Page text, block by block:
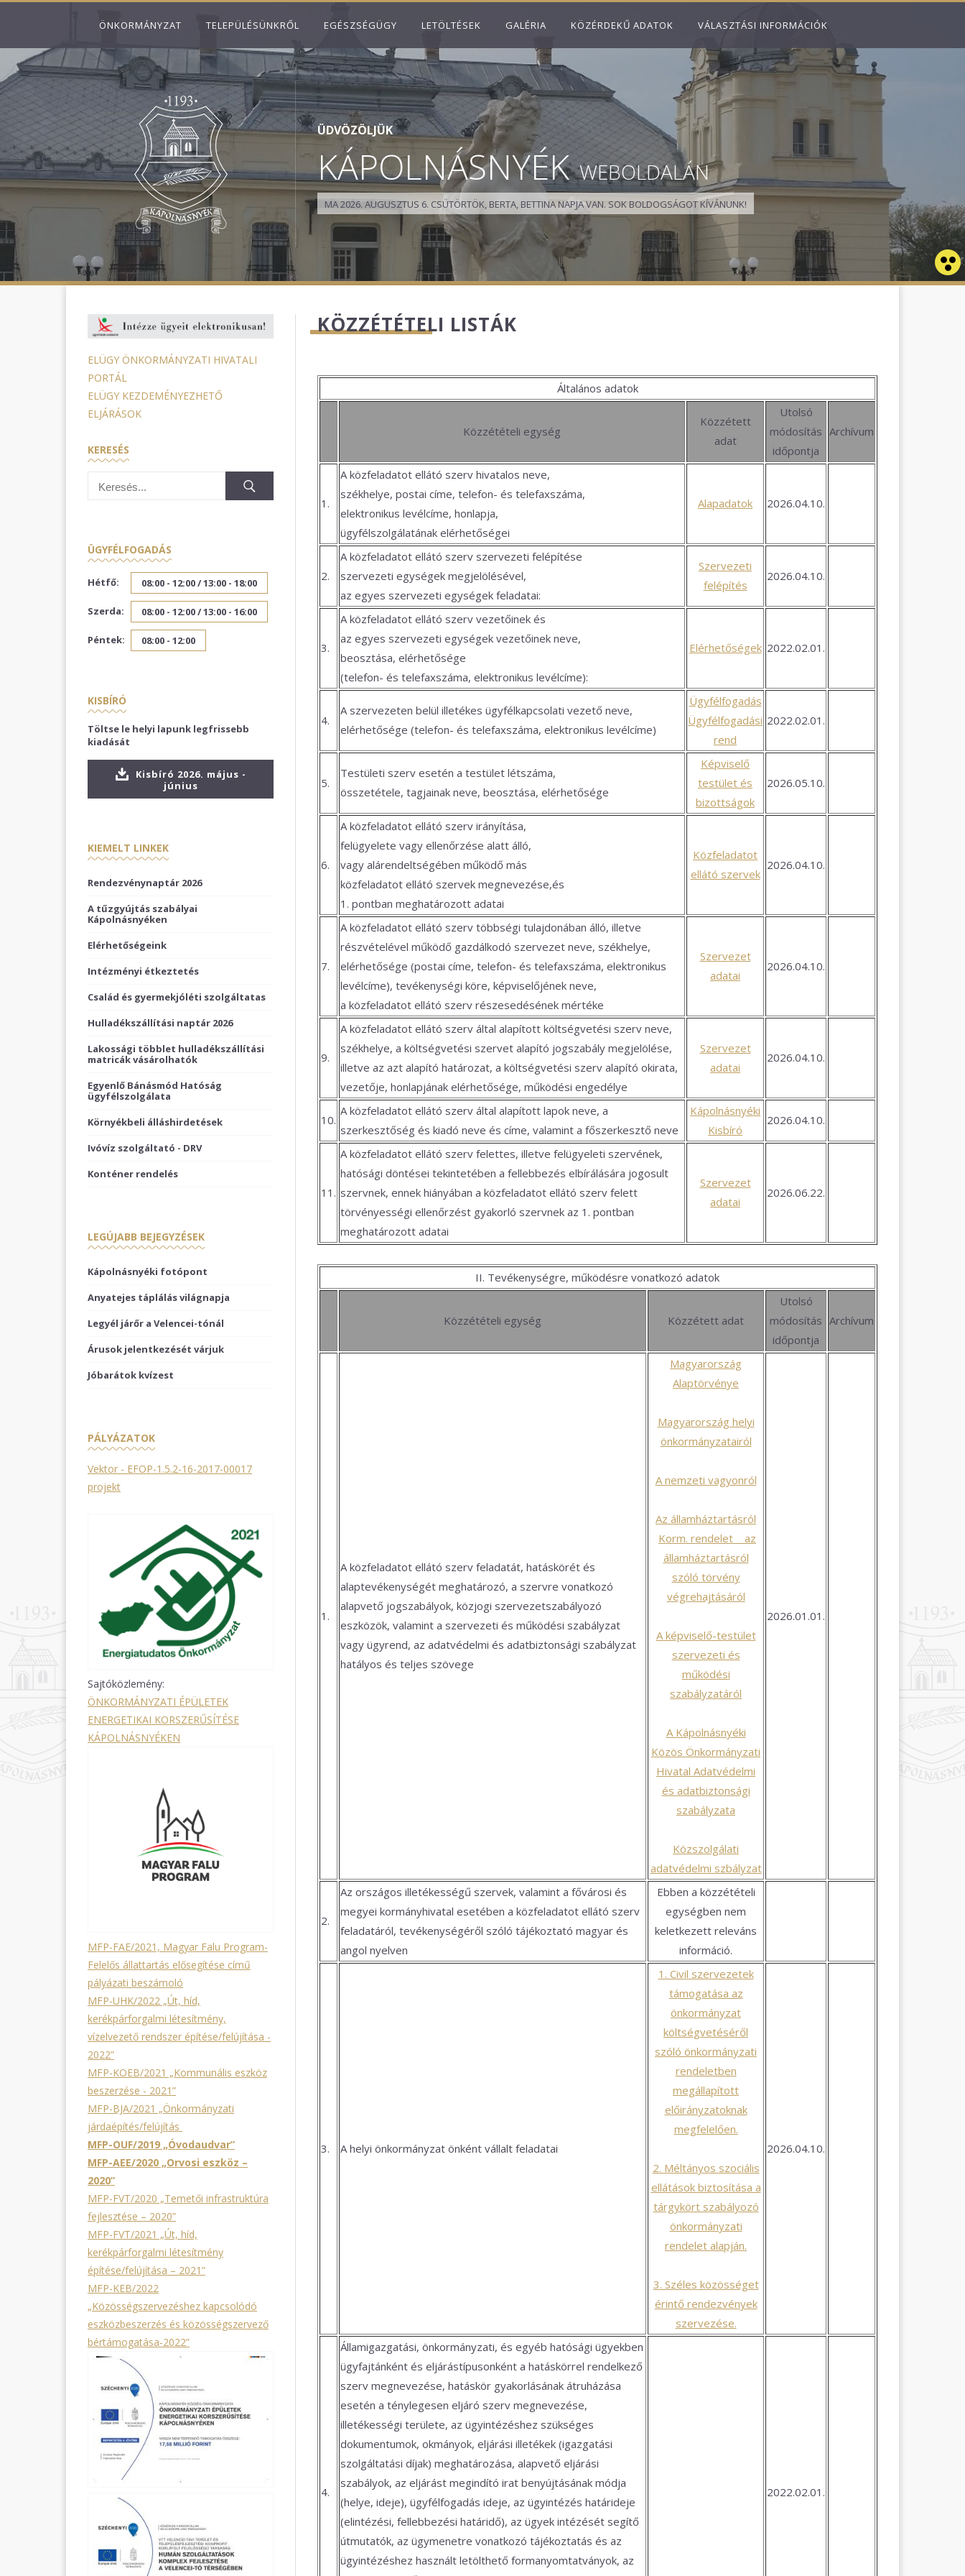
ÖNKORMÁNYZAT TELEPÜLÉSÜNKRŐL EGÉSZSÉGÜGY LETÖLTÉSEK GALÉRIA KÖZÉRDEKŰ ADATOK VÁLASZTÁSI INFORMÁCIÓK
ÜDVÖZÖLJÜK
KÁPOLNÁSNYÉK WEBOLDALÁN
MA 2026. AUGUSZTUS 6. CSÜTÖRTÖK, BERTA, BETTINA NAPJA VAN. SOK BOLDOGSÁGOT KÍVÁNUNK!
KÖZZÉTÉTELI LISTÁK
Általános adatok
Közzétételi egység
Közzétett
adat
Utolsó
módosítás
időpontja
Archívum
1.
A közfeladatot ellátó szerv hivatalos neve,
székhelye, postai címe, telefon- és telefaxszáma,
elektronikus levélcíme, honlapja,
ügyfélszolgálatának elérhetőségei
Alapadatok 2026.04.10.
2.
A közfeladatot ellátó szerv szervezeti felépítése
szervezeti egységek megjelölésével,
az egyes szervezeti egységek feladatai:
Szervezeti
felépítés
2026.04.10.
3.
A közfeladatot ellátó szerv vezetőinek és
az egyes szervezeti egységek vezetőinek neve,
beosztása, elérhetősége
(telefon- és telefaxszáma, elektronikus levélcíme):
Elérhetőségek 2022.02.01.
4.
A szervezeten belül illetékes ügyfélkapcsolati vezető neve,
elérhetősége (telefon- és telefaxszáma, elektronikus levélcíme)
Ügyfélfogadás
Ügyfélfogadási
rend
2022.02.01.
5.
Testületi szerv esetén a testület létszáma,
összetétele, tagjainak neve, beosztása, elérhetősége
Képviselő
testület és
bizottságok
2026.05.10.
6.
A közfeladatot ellátó szerv irányítása,
felügyelete vagy ellenőrzése alatt álló,
vagy alárendeltségében működő más
közfeladatot ellátó szervek megnevezése,és
1. pontban meghatározott adatai
Közfeladatot
ellátó szervek
2026.04.10.
7.
A közfeladatot ellátó szerv többségi tulajdonában álló, illetve
részvételével működő gazdálkodó szervezet neve, székhelye,
elérhetősége (postai címe, telefon- és telefaxszáma, elektronikus
levélcíme), tevékenységi köre, képviselőjének neve,
a közfeladatot ellátó szerv részesedésének mértéke
Szervezet
adatai
2026.04.10.
9.
A közfeladatot ellátó szerv által alapított költségvetési szerv neve,
székhelye, a költségvetési szervet alapító jogszabály megjelölése,
illetve az azt alapító határozat, a költségvetési szerv alapító okirata,
vezetője, honlapjának elérhetősége, működési engedélye
Szervezet
adatai
2026.04.10.
10.
A közfeladatot ellátó szerv által alapított lapok neve, a
szerkesztőség és kiadó neve és címe, valamint a főszerkesztő neve
Kápolnásnyéki
Kisbíró
2026.04.10.
11.
A közfeladatot ellátó szerv felettes, illetve felügyeleti szervének,
hatósági döntései tekintetében a fellebbezés elbírálására jogosult
szervnek, ennek hiányában a közfeladatot ellátó szerv felett
törvényességi ellenőrzést gyakorló szervnek az 1. pontban
meghatározott adatai
Szervezet
adatai
2026.06.22.
II. Tevékenységre, működésre vonatkozó adatok
Közzétételi egység Közzétett adat
Utolsó
módosítás
időpontja
Archívum
1.
A közfeladatot ellátó szerv feladatát, hatáskörét és
alaptevékenységét meghatározó, a szervre vonatkozó
alapvető jogszabályok, közjogi szervezetszabályozó
eszközök, valamint a szervezeti és működési szabályzat
vagy ügyrend, az adatvédelmi és adatbiztonsági szabályzat
hatályos és teljes szövege
Magyarország
Alaptörvénye
Magyarország helyi
önkormányzatairól
A nemzeti vagyonról
Az államháztartásról
Korm. rendelet az
államháztartásról
szóló törvény
végrehajtásáról
A képviselő-testület
szervezeti és
működési
szabályzatáról
A Kápolnásnyéki
Közös Önkormányzati
Hivatal Adatvédelmi
és adatbiztonsági
szabályzata
Közszolgálati
adatvédelmi szbályzat
2026.01.01.
2.
Az országos illetékességű szervek, valamint a fővárosi és
megyei kormányhivatal esetében a közfeladatot ellátó szerv
feladatáról, tevékenységéről szóló tájékoztató magyar és
angol nyelven
Ebben a közzétételi
egységben nem
keletkezett releváns
információ.
3. A helyi önkormányzat önként vállalt feladatai
1. Civil szervezetek
támogatása az
önkormányzat
költségvetéséről
szóló önkormányzati
rendeletben
megállapított
előirányzatoknak
megfelelően.
2. Méltányos szociális
ellátások biztosítása a
tárgykört szabályozó
önkormányzati
rendelet alapján.
3. Széles közösséget
érintő rendezvények
szervezése.
2026.04.10.
4.
Államigazgatási, önkormányzati, és egyéb hatósági ügyekben
ügyfajtánként és eljárástípusonként a hatáskörrel rendelkező
szerv megnevezése, hatáskör gyakorlásának átruházása
esetén a ténylegesen eljáró szerv megnevezése,
illetékességi területe, az ügyintézéshez szükséges
dokumentumok, okmányok, eljárási illetékek (igazgatási
szolgáltatási díjak) meghatározása, alapvető eljárási
szabályok, az eljárást megindító irat benyújtásának módja
(helye, ideje), ügyfélfogadás ideje, az ügyintézés határideje
(elintézési, fellebbezési határidő), az ügyek intézését segítő
útmutatók, az ügymenetre vonatkozó tájékoztatás és az
ügyintézéshez használt letölthető formanyomtatványok, az
2022.02.01.
ELÜGY ÖNKORMÁNYZATI HIVATALI
PORTÁL
ELÜGY KEZDEMÉNYEZHETŐ
ELJÁRÁSOK
KERESÉS
ÜGYFÉLFOGADÁS
Hétfő: 08:00 - 12:00 /13:00 - 18:00
Szerda: 08:00 - 12:00 /13:00 - 16:00
Péntek: 08:00 - 12:00
KISBÍRÓ
Töltse le helyi lapunk legfrissebb
kiadását
Kisbíró 2026. május -
június
KIEMELT LINKEK
Rendezvénynaptár 2026
A tűzgyújtás szabályai
Kápolnásnyéken
Elérhetőségeink
Intézményi étkeztetés
Család és gyermekjóléti szolgáltatas
Hulladékszállítási naptár 2026
Lakossági többlet hulladékszállítási
matricák vásárolhatók
Egyenlő Bánásmód Hatóság
ügyfélszolgálata
Környékbeli álláshirdetések
Ivóvíz szolgáltató - DRV
Konténer rendelés
LEGÚJABB BEJEGYZÉSEK
Kápolnásnyéki fotópont
Anyatejes táplálás világnapja
Legyél járőr a Velencei-tónál
Árusok jelentkezését várjuk
Jóbarátok kvízest
PÁLYÁZATOK
Vektor - EFOP-1.5.2-16-2017-00017
projekt
Sajtóközlemény:
ÖNKORMÁNYZATI ÉPÜLETEK
ENERGETIKAI KORSZERŰSÍTÉSE
KÁPOLNÁSNYÉKEN
MFP-FAE/2021, Magyar Falu Program-
Felelős állattartás elősegítése című
pályázati beszámoló
MFP-UHK/2022 „Út, híd,
kerékpárforgalmi létesítmény,
vízelvezető rendszer építése/felújítása -
2022”
MFP-KOEB/2021 „Kommunális eszköz
beszerzése - 2021”
MFP-BJA/2021 „Önkormányzati
járdaépítés/felújítás
MFP-OUF/2019 „Óvodaudvar”
MFP-AEE/2020 „Orvosi eszköz –
2020”
MFP-FVT/2020 „Temetői infrastruktúra
fejlesztése – 2020”
MFP-FVT/2021 „Út, híd,
kerékpárforgalmi létesítmény
építése/felújítása – 2021”
MFP-KEB/2022
„Közösségszervezéshez kapcsolódó
eszközbeszerzés és közösségszervező
bértámogatása-2022”